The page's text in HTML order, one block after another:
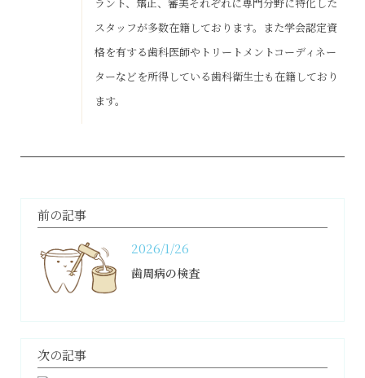
スタッフが多数在籍しております。また学会認定資
格を有する歯科医師やトリートメントコーディネー
ターなどを所得している歯科衛生士も在籍しており
ます。
前の記事
2026/1/26
歯周病の検査
次の記事